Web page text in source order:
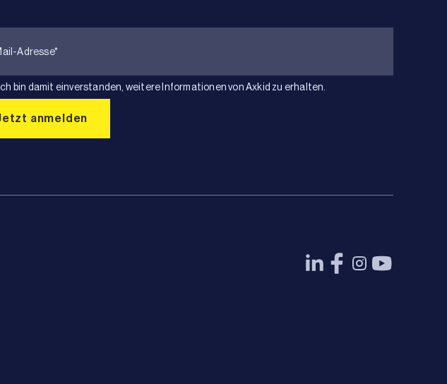
Ich bin damit einverstanden, weitere Informationen von Axkid zu erhalten.